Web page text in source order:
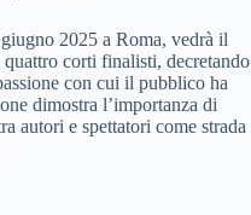
2025 a Roma, vedrà il
corti finalisti, decretando
con cui il pubblico ha
dimostra l’importanza di
autori e spettatori come strada